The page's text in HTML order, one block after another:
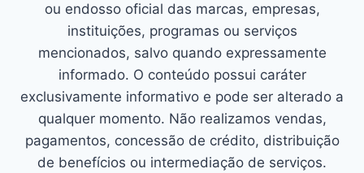
ou endosso oficial das marcas, empresas,
instituições, programas ou serviços
mencionados, salvo quando expressamente
informado. O conteúdo possui caráter
exclusivamente informativo e pode ser alterado a
qualquer momento. Não realizamos vendas,
pagamentos, concessão de crédito, distribuição
de benefícios ou intermediação de serviços.